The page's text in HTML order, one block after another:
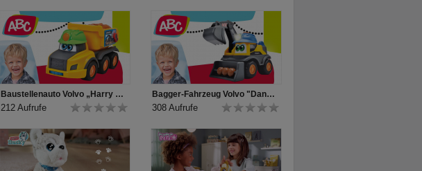
Baustellenauto Volvo „Harry Hauler“ für Kleinkinder von ABC
212 Aufrufe
Bagger-Fahrzeug Volvo "Danny Digger" für Kleinkinder von ABC
308 Aufrufe